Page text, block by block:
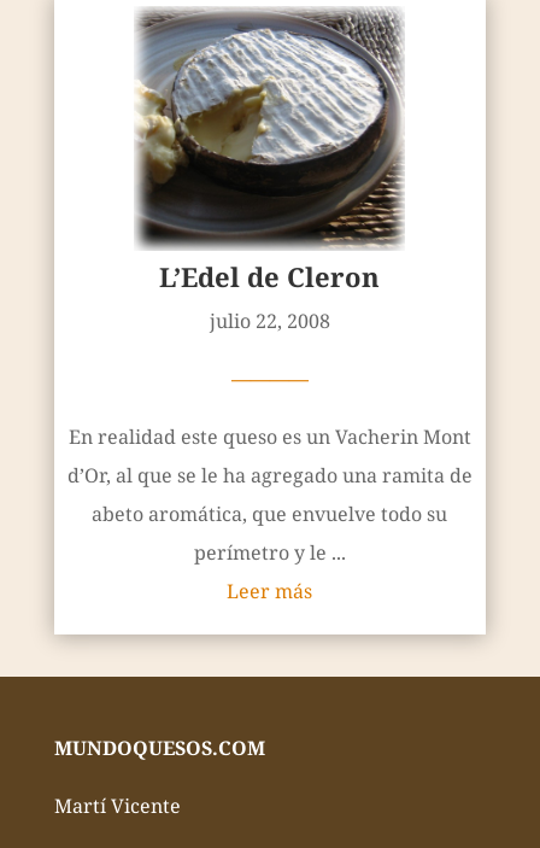
L’Edel de Cleron
julio 22, 2008
————
En realidad este queso es un Vacherin Mont
d’Or, al que se le ha agregado una ramita de
abeto aromática, que envuelve todo su
perímetro y le ...
Leer más
MUNDOQUESOS.COM
Martí Vicente